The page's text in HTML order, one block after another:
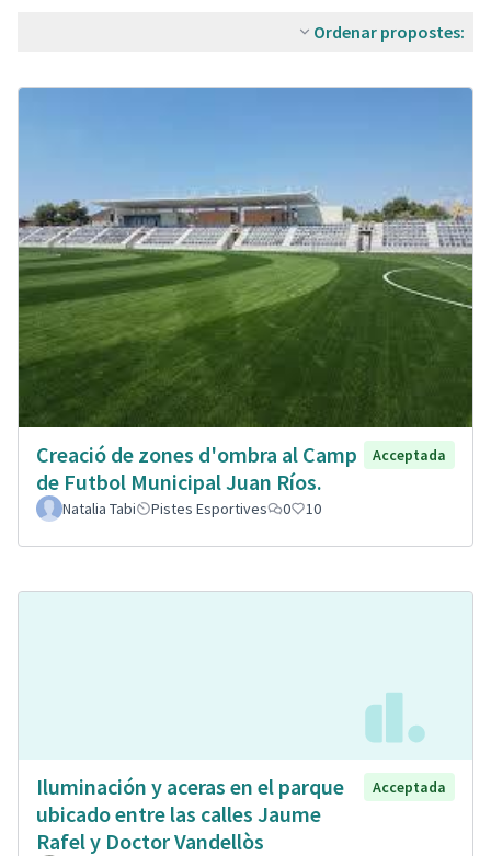
Ordenar propostes:
Creació de zones d'ombra al Camp
de Futbol Municipal Juan Ríos.
Acceptada
Natalia Tabi Pistes Esportives 0 10
Iluminación y aceras en el parque
ubicado entre las calles Jaume
Rafel y Doctor Vandellòs
Acceptada